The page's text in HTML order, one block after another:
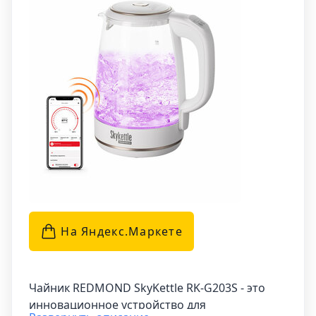
позволяет ему легко вращаться на подставке
на 360°. Он имеет удобную шкалу для
контроля уровня воды и автоматически
выключается при закипании или когда вода
заканчивается. Этот кухонный прибор
обеспечивает максимальный комфорт и
безопасность в использовании.
На Яндекс.Маркетe
Чайник REDMOND SkyKettle RK-G203S - это
инновационное устройство для